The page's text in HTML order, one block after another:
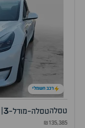
רכב חשמלי
טסלהטסלה-מודל-3
₪135,385